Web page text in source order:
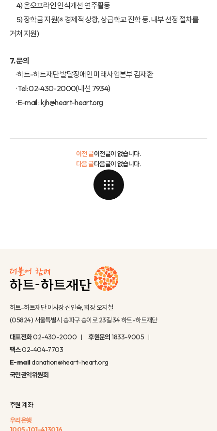
4) 온·오프라인 인식개선 연주활동
5) 장학금 지원(※ 경제적 상황, 상급학교 진학 등. 내부 선정 절차를
거쳐 지원)
7. 문의
· 하트-하트재단 발달장애인 미래사업본부 김재환
· Tel: 02-430-2000(내선 7934)
· E-mail : kjh@heart-heart.org
이전 글이전글이 없습니다.
다음글이 없습니다.
다음 글
하트-하트재단 이사장 신인숙, 회장 오지철
(05824) 서울특별시 송파구 송이로 23길 34 하트-하트재단
대표전화02-430-2000 후원문의1833-9005
팩스02-404-7703
E-maildonation@heart-heart.org
국민권익위원회
후원 계좌
우리은행